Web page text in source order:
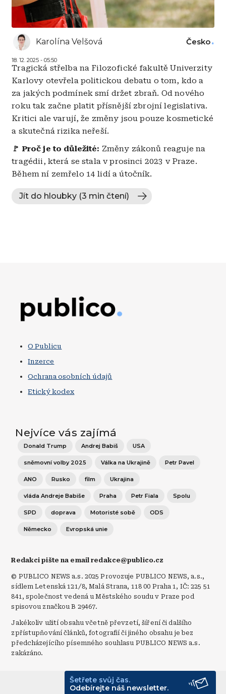
Karolína Velšová
18. 12. 2025 - 05:50
Česko
Tragická střelba na Filozofické fakultě Univerzity
Karlovy otevřela politickou debatu o tom, kdo a
za jakých podmínek smí držet zbraň. Od nového
roku tak začne platit přísnější zbrojní legislativa.
Kritici ale varují, že změny jsou pouze kosmetické
a skutečná rizika neřeší.
🚩 Proč je to důležité: Změny zákonů reaguje na
tragédii, která se stala v prosinci 2023 v Praze.
Během ní zemřelo 14 lidí a útočník.
Jít do hloubky (3 min čtení)
O Publicu
Inzerce
Ochrana osobních údajů
Etický kodex
Nejvíce vás zajímá
Donald Trump Andrej Babiš USA
sněmovní volby 2025 Válka na Ukrajině Petr Pavel
ANO Rusko film Ukrajina
vláda Andreje Babiše Praha Petr Fiala Spolu
SPD doprava Motoristé sobě ODS
Německo Evropská unie
Redakci pište na email redakce@publico.cz
© PUBLICO NEWS a.s. 2025 Provozuje PUBLICO NEWS, a.s.,
sídlem Letenská 121/8, Malá Strana, 118 00 Praha 1, IČ: 225 51
841, společnost vedená u Městského soudu v Praze pod
spisovou značkou B 29467.
Jakékoliv užití obsahu včetně převzetí, šíření či dalšího
zpřístupňování článků, fotografií či jiného obsahu je bez
předcházejícího písemného souhlasu PUBLICO NEWS a.s.
zakázáno.
Šetřete svůj čas.
Odebírejte náš newsletter.
© Publico 2026